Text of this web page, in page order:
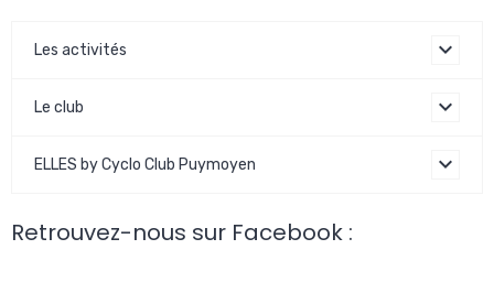
Les activités
Le club
ELLES by Cyclo Club Puymoyen
Retrouvez-nous sur Facebook :